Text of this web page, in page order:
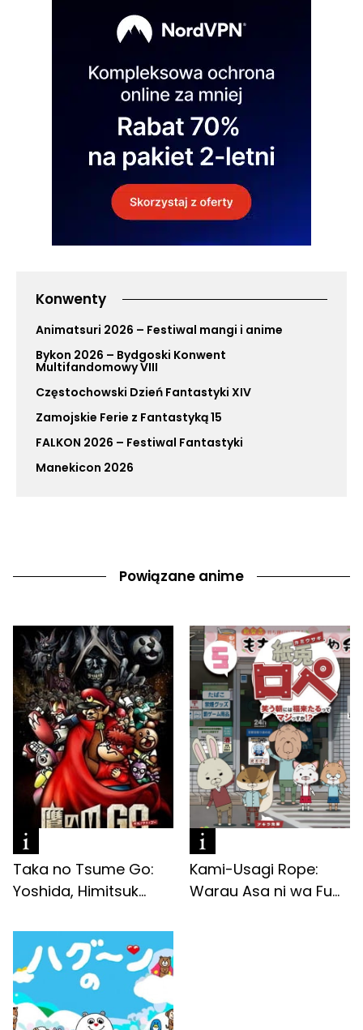
Konwenty
Animatsuri 2026 – Festiwal mangi i anime
Bykon 2026 – Bydgoski Konwent
Multifandomowy VIII
Częstochowski Dzień Fantastyki XIV
Zamojskie Ferie z Fantastyką 15
FALKON 2026 – Festiwal Fantastyki
Manekicon 2026
Powiązane anime
Taka no Tsume Go:
Yoshida, Himitsuk...
Kami-Usagi Rope:
Warau Asa ni wa Fu...